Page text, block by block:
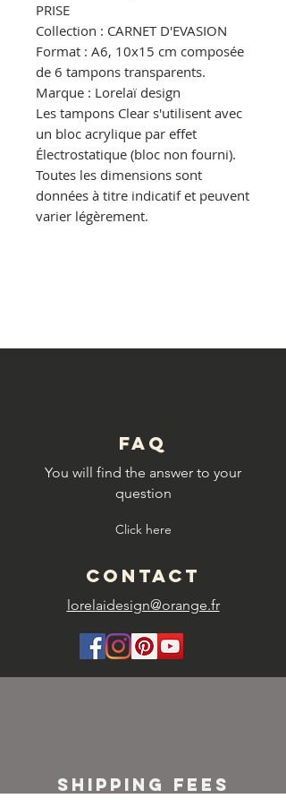
PRISE
Collection : CARNET D'EVASION
Format : A6, 10x15 cm composée
de 6 tampons transparents.
Marque : Lorelaï design
Les tampons Clear s'utilisent avec
un bloc acrylique par effet
Électrostatique (bloc non fourni).
Toutes les dimensions sont
données à titre indicatif et peuvent
varier légèrement.
FAQ
You will find the answer to your
question
Click here
CONTACT
lorelaidesign@orange.fr
SHIPPING FEES